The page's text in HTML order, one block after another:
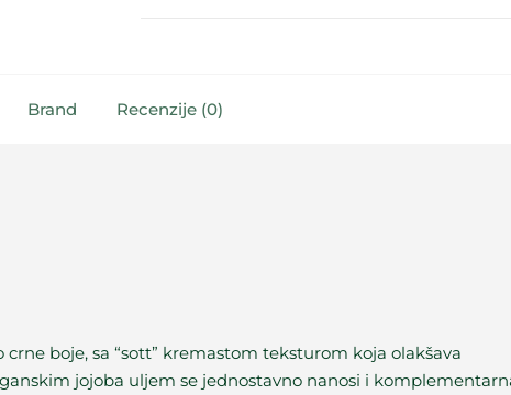
Brand Recenzije (0)
boje, sa “sott” kremastom teksturom koja olakšava
jojoba uljem se jednostavno nanosi i